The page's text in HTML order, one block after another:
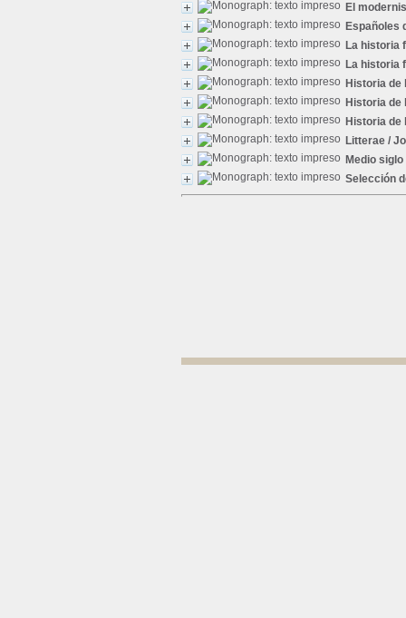
El
Españoles
La historia
La historia
Historia de
Historia de
Historia de
Litterae /
Medio
Selección